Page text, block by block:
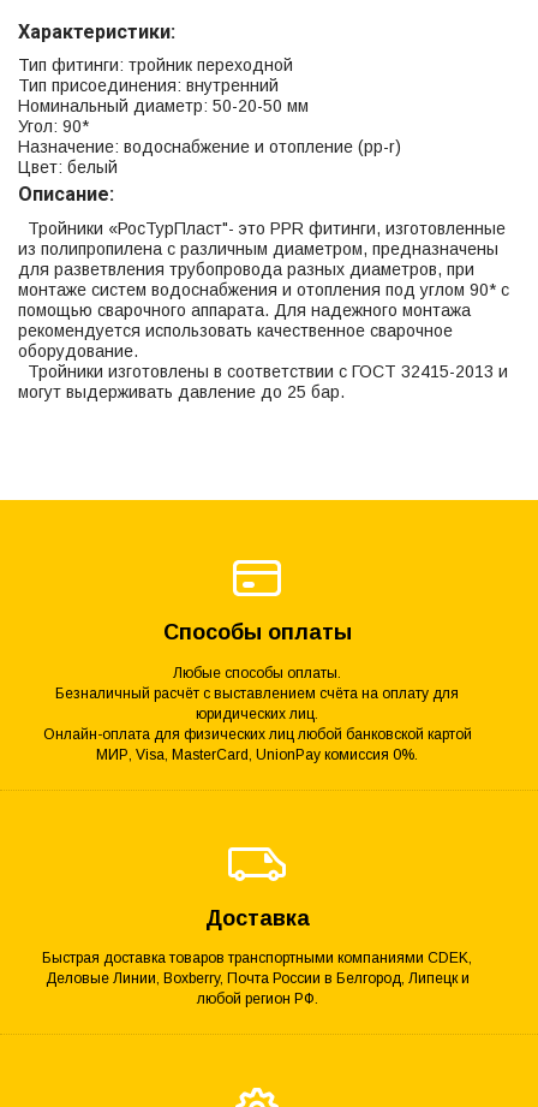
Характеристики:
Тип фитинги: тройник переходной
Тип присоединения: внутренний
Номинальный диаметр: 50-20-50 мм
Угол: 90*
Назначение: водоснабжение и отопление (рр-r)
Цвет: белый
Описание:
Тройники «РосТурПласт"- это PPR фитинги, изготовленные
из полипропилена с различным диаметром, предназначены
для разветвления трубопровода разных диаметров, при
монтаже систем водоснабжения и отопления под углом 90* с
помощью сварочного аппарата. Для надежного монтажа
рекомендуется использовать качественное сварочное
оборудование.
Тройники изготовлены в соответствии с ГОСТ 32415-2013 и
могут выдерживать давление до 25 бар.
Способы оплаты
Любые способы оплаты.
Безналичный расчёт с выставлением счёта на оплату для
юридических лиц.
Онлайн-оплата для физических лиц любой банковской картой
МИР, Visa, MasterCard, UnionPay комиссия 0%.
Доставка
Быстрая доставка товаров транспортными компаниями CDEK,
Деловые Линии, Boxberry, Почта России в Белгород, Липецк и
любой регион РФ.